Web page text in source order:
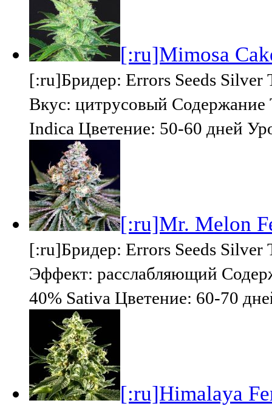
[:ru]Mimosa
[:ru]Бридер: Errors Seeds
Вкус: цитрусовый
Indica Цветение: 50-60 дней
[:ru]Mr. Melon
[:ru]Бридер: Errors Seeds
Эффект: расслабляющий
40% Sativa Цветение: 60-70
[:ru]Himalaya